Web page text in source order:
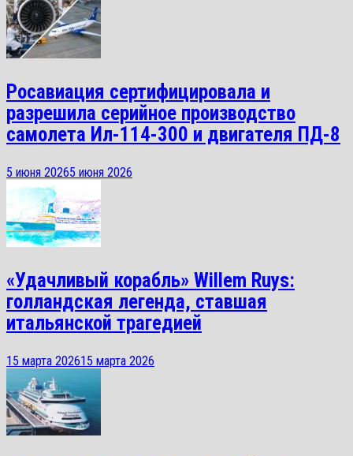
Росавиация сертифицировала и
разрешила серийное производство
самолета Ил-114-300 и двигателя ПД-8
5 июня 20265 июня 2026
«Удачливый корабль» Willem Ruys:
голландская легенда, ставшая
итальянской трагедией
15 марта 202615 марта 2026